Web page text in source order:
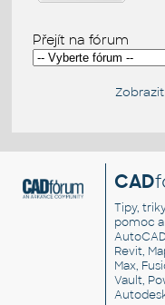
Přejít na fórum
CAD
Tipy,
pomoc
Revit,
Max,
Vault,